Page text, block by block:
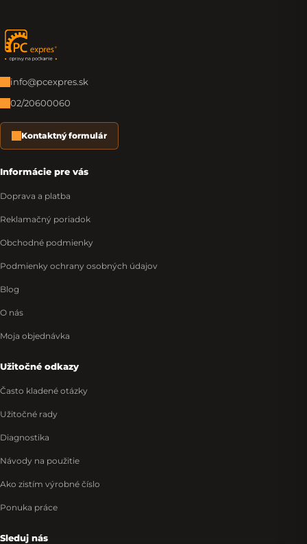
Zápätie
info@pcexpres.sk
02/20600060
Kontaktný formulár
Informácie pre vás
Doprava a platba
Reklamačný poriadok
Obchodné podmienky
Podmienky ochrany osobných údajov
Blog
O nás
Moja objednávka
Užitočné odkazy
Často kladené otázky
Užitočné rady
Diagnostika
Návody na použitie
Ako zistím výrobné číslo
Ponuka práce
Sleduj nás